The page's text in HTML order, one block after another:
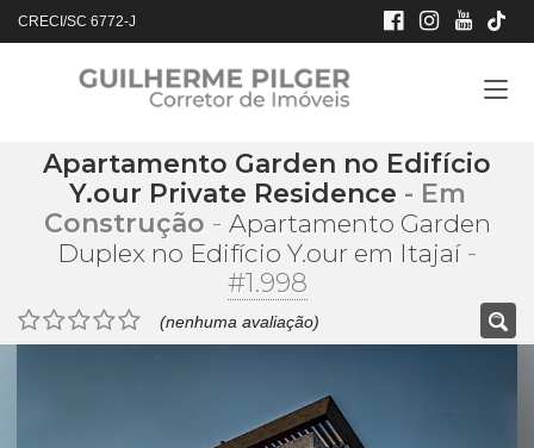
CRECI/SC 6772-J
Apartamento Garden no Edifício
Y.our Private Residence - Em
Construção - Apartamento Garden
Duplex no Edifício Y.our em Itajaí-
#1.998
(nenhuma avaliação)